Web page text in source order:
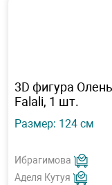
3D фигура
Falali, 1 шт.
Размер: 124 см
Ибрагимова
Аделя Кутуя